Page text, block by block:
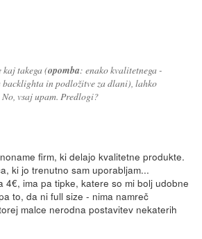
kaj takega (opomba: enako kvalitetnega -
backlighta in podložitve za dlani), lahko
vsaj upam. Predlogi?
firm, ki delajo kvalitetne produkte.
ki jo trenutno sam uporabljam...
4€, ima pa tipke, katere so mi bolj udobne
to, da ni full size - nima namreč
malce nerodna postavitev nekaterih